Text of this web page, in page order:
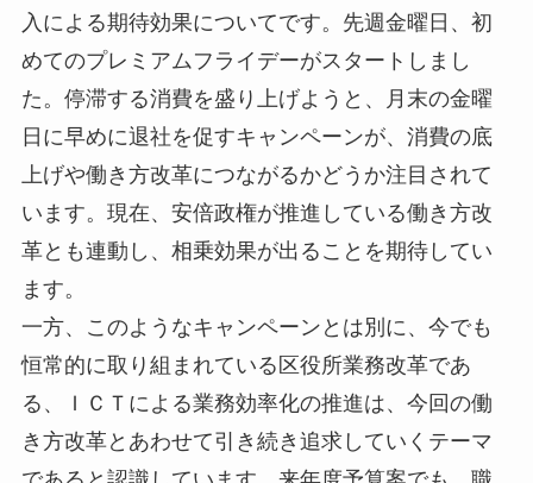
入による期待効果についてです。先週金曜日、初
めてのプレミアムフライデーがスタートしまし
た。停滞する消費を盛り上げようと、月末の金曜
日に早めに退社を促すキャンペーンが、消費の底
上げや働き方改革につながるかどうか注目されて
います。現在、安倍政権が推進している働き方改
革とも連動し、相乗効果が出ることを期待してい
ます。
一方、このようなキャンペーンとは別に、今でも
恒常的に取り組まれている区役所業務改革であ
る、ＩＣＴによる業務効率化の推進は、今回の働
き方改革とあわせて引き続き追求していくテーマ